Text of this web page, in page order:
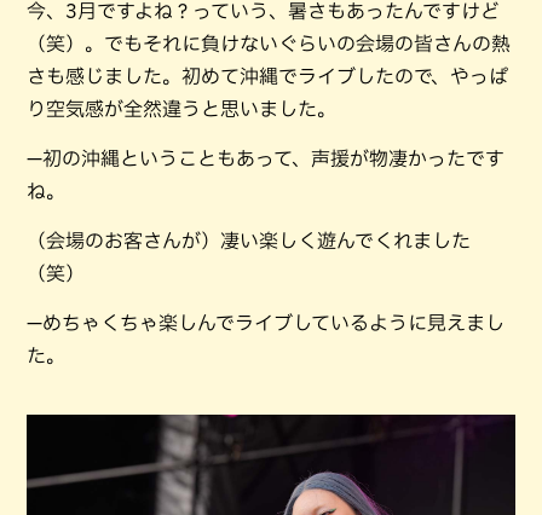
今、3月ですよね？っていう、暑さもあったんですけど
（笑）。でもそれに負けないぐらいの会場の皆さんの熱
さも感じました。初めて沖縄でライブしたので、やっぱ
り空気感が全然違うと思いました。
—初の沖縄ということもあって、声援が物凄かったです
ね。
（会場のお客さんが）凄い楽しく遊んでくれました
（笑）
—めちゃくちゃ楽しんでライブしているように見えまし
た。